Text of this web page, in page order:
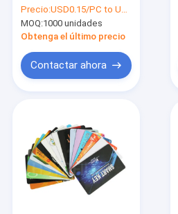
Precio:USD0.15/PC to USD0.2/PC
MOQ:1000 unidades
Obtenga el último precio
Contactar ahora